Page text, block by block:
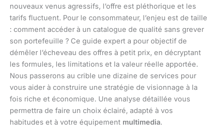
nouveaux venus agressifs, l’offre est pléthorique et les
tarifs fluctuent. Pour le consommateur, l’enjeu est de taille
: comment accéder à un catalogue de qualité sans grever
son portefeuille ? Ce guide expert a pour objectif de
démêler l’écheveau des offres à petit prix, en décryptant
les formules, les limitations et la valeur réelle apportée.
Nous passerons au crible une dizaine de services pour
vous aider à construire une stratégie de visionnage à la
fois riche et économique. Une analyse détaillée vous
permettra de faire un choix éclairé, adapté à vos
habitudes et à votre équipement multimedia.